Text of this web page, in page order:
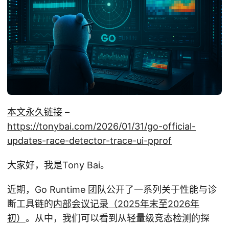
本文永久链接 –
https://tonybai.com/2026/01/31/go-official-
updates-race-detector-trace-ui-pprof
大家好，我是Tony Bai。
近期，Go Runtime 团队公开了一系列关于性能与诊
断工具链的内部会议记录（2025年末至2026年
初） 。从中，我们可以看到从轻量级竞态检测的探